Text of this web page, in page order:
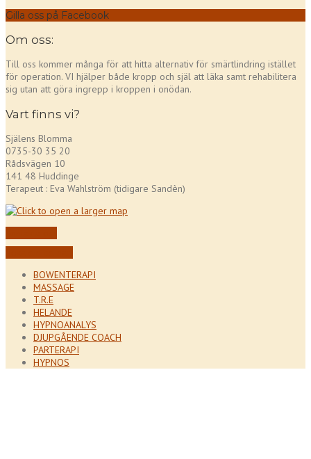
Gilla oss på Facebook
Om oss:
Till oss kommer många för att hitta alternativ för smärtlindring istället
för operation. VI hjälper både kropp och själ att läka samt rehabilitera
sig utan att göra ingrepp i kroppen i onödan.
Vart finns vi?
Själens Blomma
0735-30 35 20
Rådsvägen 10
141 48 Huddinge
Terapeut : Eva Wahlström (tidigare Sandèn)
BOWENTERAPI
MASSAGE
T.R.E
HELANDE
HYPNOANALYS
DJUPGÅENDE COACH
PARTERAPI
HYPNOS